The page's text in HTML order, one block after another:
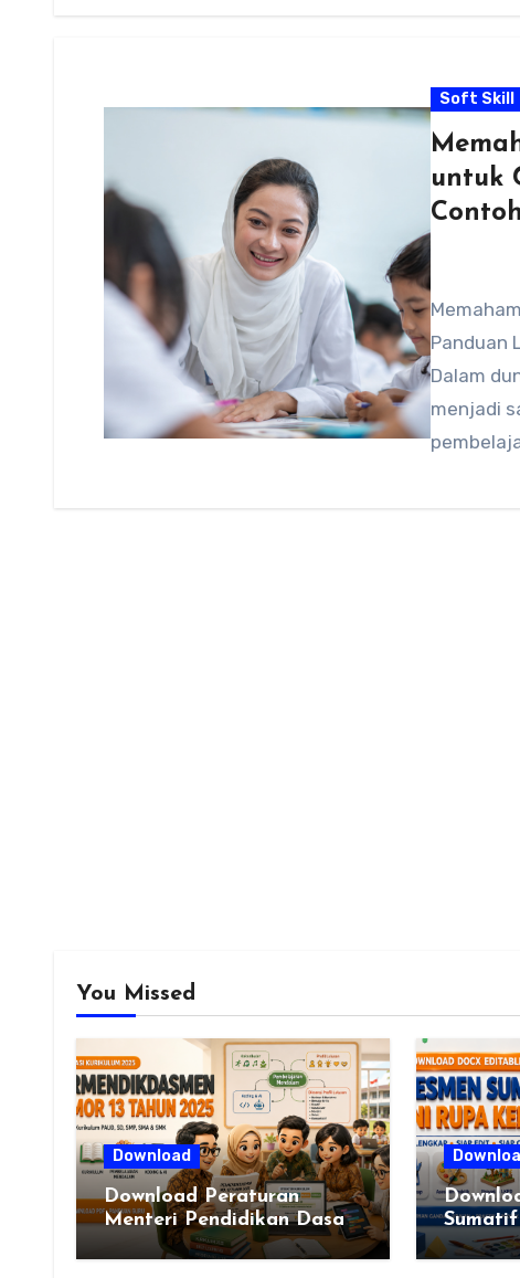
Soft Skill
untuk
Panduan
Dalam
menjadi
You Missed
Download
Download Peraturan
Menteri Pendidikan Dasar
dan Menengah Republik
Indonesia Nomor 13 Tahun
Sumatif
VI